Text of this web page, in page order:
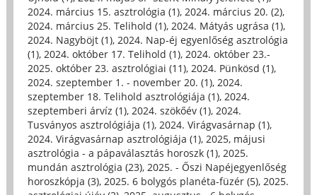
2024. március 15. asztrológia (1), 2024. március 20. (2),
2024. március 25. Telihold (1), 2024. Mátyás ugrása (1),
2024. Nagyböjt (1), 2024. Nap-éj egyenlőség asztrológia
(1), 2024. október 17. Telihold (1), 2024. október 23.-
2025. október 23. asztrológiai (11), 2024. Pünkösd (1),
2024. szeptember 1. - november 20. (1), 2024.
szeptember 18. Telihold asztrológiája (1), 2024.
szeptemberi árvíz (1), 2024. szökőév (1), 2024.
Tusványos asztrológiája (1), 2024. Virágvasárnap (1),
2024. Virágvasárnap asztrológiája (1), 2025, májusi
asztrológia - a pápaválasztás horoszk (1), 2025.
mundán asztrológia (23), 2025. - Őszi Napéjegyenlőség
horoszkópja (3), 2025. 6 bolygós planéta-füzér (5), 2025.